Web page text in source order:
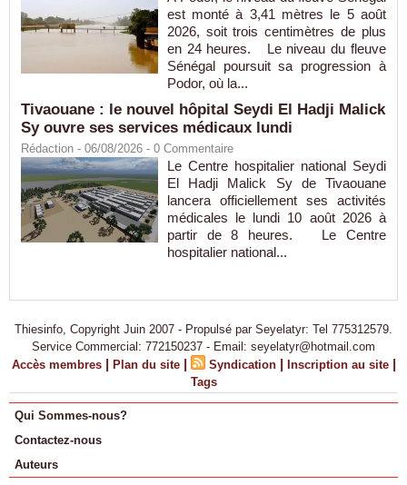
est monté à 3,41 mètres le 5 août
2026, soit trois centimètres de plus
en 24 heures. Le niveau du fleuve
Sénégal poursuit sa progression à
Podor, où la...
Tivaouane : le nouvel hôpital Seydi El Hadji Malick
Sy ouvre ses services médicaux lundi
Rédaction - 06/08/2026 - 0 Commentaire
Le Centre hospitalier national Seydi
El Hadji Malick Sy de Tivaouane
lancera officiellement ses activités
médicales le lundi 10 août 2026 à
partir de 8 heures. Le Centre
hospitalier national...
Thiesinfo, Copyright Juin 2007 - Propulsé par Seyelatyr: Tel 775312579.
Service Commercial: 772150237 - Email: seyelatyr@hotmail.com
Accès membres | Plan du site | Syndication | Inscription au site |
Tags
Qui Sommes-nous?
Contactez-nous
Auteurs